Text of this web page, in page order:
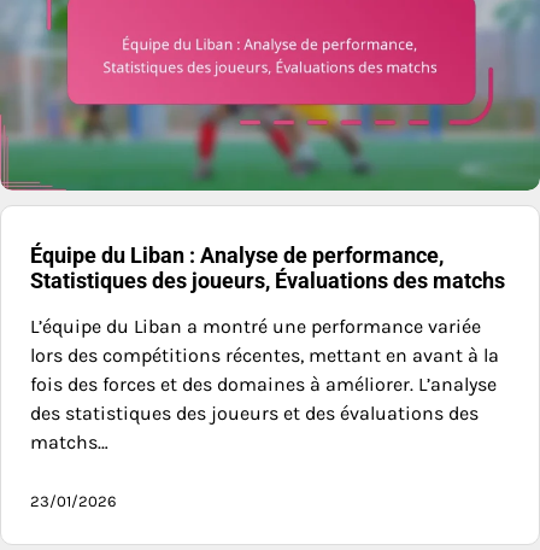
Équipe du Liban : Analyse de performance,
Statistiques des joueurs, Évaluations des matchs
L’équipe du Liban a montré une performance variée
lors des compétitions récentes, mettant en avant à la
fois des forces et des domaines à améliorer. L’analyse
des statistiques des joueurs et des évaluations des
matchs…
23/01/2026